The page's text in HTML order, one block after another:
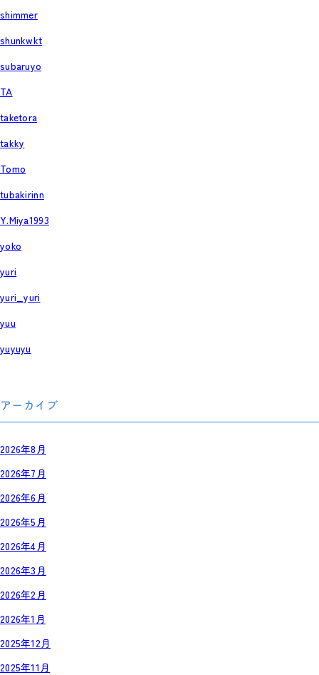
shimmer
shunkwkt
subaruyo
TA
taketora
takky
Tomo
tubakirinn
Y.Miya1993
yoko
yuri
yuri_yuri
yuu
yuyuyu
アーカイブ
2026年8月
2026年7月
2026年6月
2026年5月
2026年4月
2026年3月
2026年2月
2026年1月
2025年12月
2025年11月